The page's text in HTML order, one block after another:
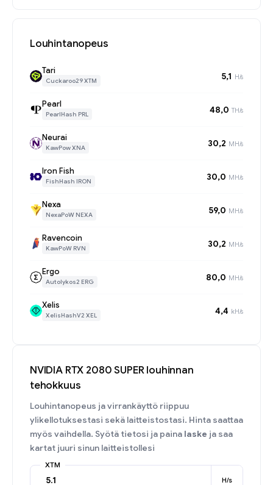
Louhintanopeus
Tari
Cuckaroo29 XTM 5,1 H/s
Pearl
PearlHash PRL 48,0 TH/s
Neurai
KawPow XNA 30,2 MH/s
Iron Fish
FishHash IRON 30,0 MH/s
Nexa
NexaPoW NEXA 59,0 MH/s
Ravencoin
KawPoW RVN 30,2 MH/s
Ergo
Autolykos2 ERG 80,0 MH/s
Xelis
XelisHashV2 XEL 4,4 kH/s
NVIDIA RTX 2080 SUPER louhinnan
tehokkuus
Louhintanopeus ja virrankäyttö riippuu
ylikellotuksestasi sekä laitteistostasi. Hinta saattaa
myös vaihdella. Syötä tietosi ja paina laske ja saa
kartat juuri sinun laitteistollesi
XTM
H/s